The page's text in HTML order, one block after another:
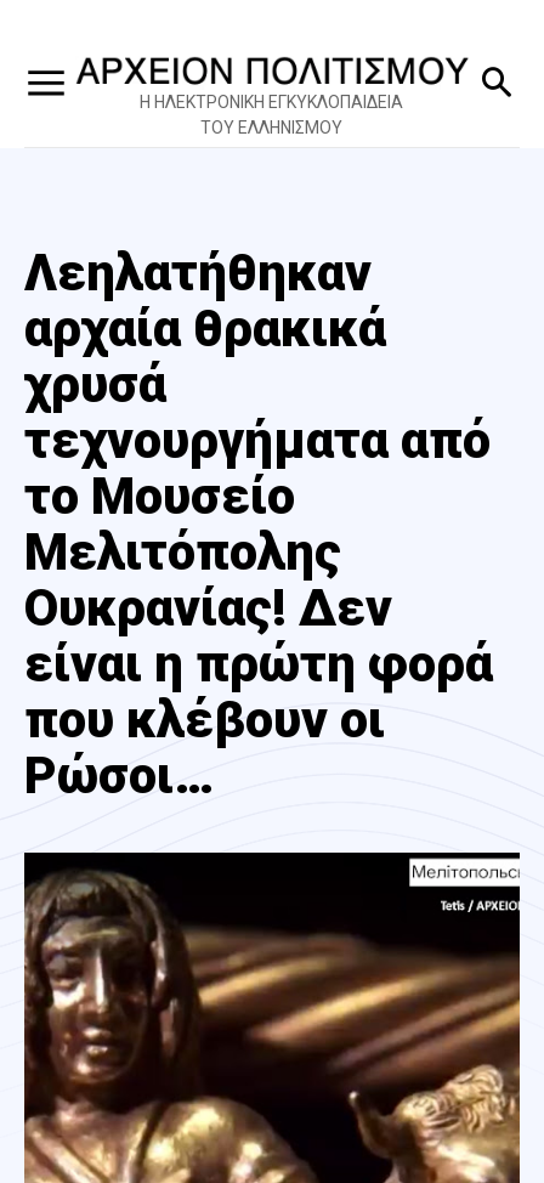
Η ΗΛΕΚΤΡΟΝΙΚΗ ΕΓΚΥΚΛΟΠΑΙΔΕΙΑ
ΤΟΥ ΕΛΛΗΝΙΣΜΟΥ
Λεηλατήθηκαν
αρχαία θρακικά
χρυσά
τεχνουργήματα από
το Μουσείο
Μελιτόπολης
Ουκρανίας! Δεν
είναι η πρώτη φορά
που κλέβουν οι
Ρώσοι…